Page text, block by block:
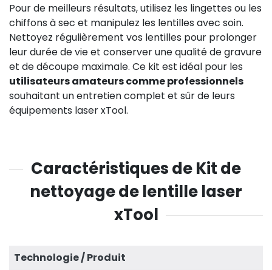
Pour de meilleurs résultats, utilisez les lingettes ou les
chiffons à sec et manipulez les lentilles avec soin.
Nettoyez régulièrement vos lentilles pour prolonger
leur durée de vie et conserver une qualité de gravure
et de découpe maximale. Ce kit est idéal pour les
utilisateurs amateurs comme professionnels
souhaitant un entretien complet et sûr de leurs
équipements laser xTool.
Caractéristiques de Kit de
nettoyage de lentille laser
xTool
Technologie / Produit